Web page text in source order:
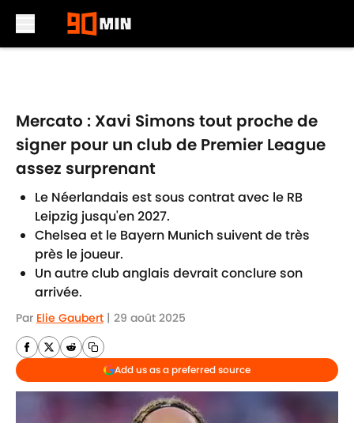
Mercato : Xavi Simons tout proche de
signer pour un club de Premier League
assez surprenant
Le Néerlandais est sous contrat avec le RB
Leipzig jusqu'en 2027.
Chelsea et le Bayern Munich suivent de très
près le joueur.
Un autre club anglais devrait conclure son
arrivée.
Par Elie Gaubert | 29 août 2025
Add us as a preferred source